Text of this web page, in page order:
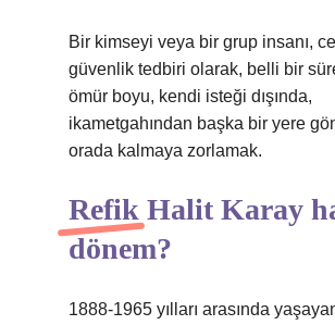
Bir kimseyi veya bir grup insanı,
güvenlik tedbiri olarak, belli bir
ömür boyu, kendi isteği dışında,
ikametgahından başka bir yere
orada kalmaya zorlamak.
Refik Halit Karay
dönem?
1888-1965 yılları arasında